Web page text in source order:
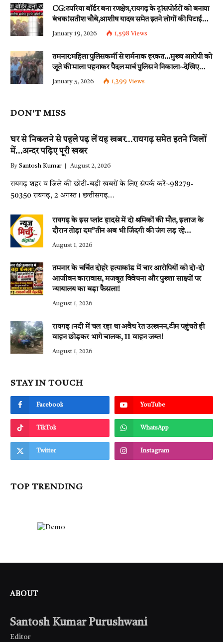
CG:टपरिया बॉर्डर बना रणक्षेत्र,रायगढ़ के ट्रांसपोर्टरों को बनाया
बंधक!सतीश चौबे,आशीष यादव समेत इतने लोगों की पिटाई…
इन धाराओं के तहत्~बंटी समेत इतने लोगों पर हुई नामजद
January 19, 2026 1,598 Views
तमनार:महिला पुलिसकर्मी से शर्मनाक हरकत…मुख्य आरोपी को
जूते की माला पहनाकर पैदल मार्च पुलिस ने निकाला~देखिए
वीडियो
January 5, 2026 1,399 Views
DON'T MISS
घर से निकलने से पहले पढ़ लें यह खबर…रायगढ़ समेत इतने जिलों
में…अन्दर पढ़िए पूरी खबर
By Santosh Kumar August 2, 2026
रायगढ़ शहर व जिले की छोटी-बड़ी खबरों के लिए संपर्क करें~98279-
50350 रायगढ़, 2 अगस्त। छत्तीसगढ़…
रायगढ़ के इस प्लांट हादसे में दो श्रमिकों की मौत, इलाज के
दौरान तोड़ा दम”तीन अब भी जिंदगी की जंग लड़ रहे…
August 1, 2026
तमनार के चर्चित दोहरे हत्याकांड में चार आरोपियों को दो-दो
आजीवन कारावास, मजबूत विवेचना और पुख्ता साक्ष्यों पर
न्यायालय का बड़ा फैसला!
August 1, 2026
रायगढ़।नदी में चल रहा था अवैध रेत उत्खनन,टीम पहुंचते ही
वाहन छोड़कर भागे चालक, 11 वाहन जब्त!
August 1, 2026
STAY IN TOUCH
Facebook YouTube
TikTok WhatsApp
Twitter Instagram
TOP TRENDING
ABOUT
Santosh Kumar Purushwani
Editor